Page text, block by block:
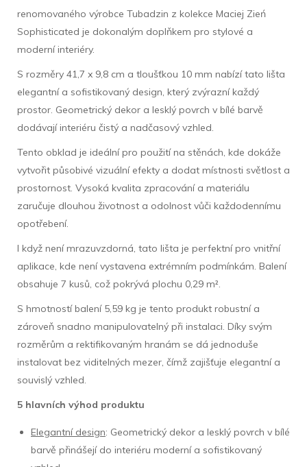
renomovaného výrobce Tubadzin z kolekce Maciej Zień
Sophisticated je dokonalým doplňkem pro stylové a
moderní interiéry.
S rozměry 41,7 x 9,8 cm a tloušťkou 10 mm nabízí tato lišta
elegantní a sofistikovaný design, který zvýrazní každý
prostor. Geometrický dekor a lesklý povrch v bílé barvě
dodávají interiéru čistý a nadčasový vzhled.
Tento obklad je ideální pro použití na stěnách, kde dokáže
vytvořit působivé vizuální efekty a dodat místnosti světlost a
prostornost. Vysoká kvalita zpracování a materiálu
zaručuje dlouhou životnost a odolnost vůči každodennímu
opotřebení.
I když není mrazuvzdorná, tato lišta je perfektní pro vnitřní
aplikace, kde není vystavena extrémním podmínkám. Balení
obsahuje 7 kusů, což pokrývá plochu 0,29 m².
S hmotností balení 5,59 kg je tento produkt robustní a
zároveň snadno manipulovatelný při instalaci. Díky svým
rozměrům a rektifikovaným hranám se dá jednoduše
instalovat bez viditelných mezer, čímž zajišťuje elegantní a
souvislý vzhled.
5 hlavních výhod produktu
Elegantní design: Geometrický dekor a lesklý povrch v bílé
barvě přinášejí do interiéru moderní a sofistikovaný